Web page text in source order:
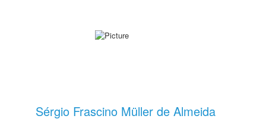
Sérgio Frascino Müller de Almeida